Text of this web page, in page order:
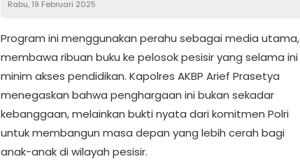
Rabu, 19 Februari 2025
Program ini menggunakan perahu sebagai media utama,
membawa ribuan buku ke pelosok pesisir yang selama ini
minim akses pendidikan. Kapolres AKBP Arief Prasetya
menegaskan bahwa penghargaan ini bukan sekadar
kebanggaan, melainkan bukti nyata dari komitmen Polri
untuk membangun masa depan yang lebih cerah bagi
anak-anak di wilayah pesisir.